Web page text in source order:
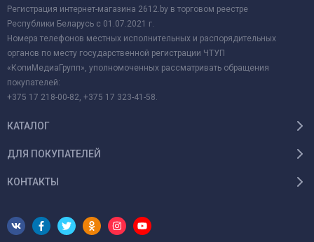
Регистрация интернет-магазина 2612.by в торговом реестре
Республики Беларусь с 01.07.2021 г.
Номера телефонов местных исполнительных и распорядительных
органов по месту государственной регистрации ЧТУП
«КопиМедиаГрупп», уполномоченных рассматривать обращения
покупателей:
+375 17 218-00-82, +375 17 323-41-58.
КАТАЛОГ
ДЛЯ ПОКУПАТЕЛЕЙ
КОНТАКТЫ